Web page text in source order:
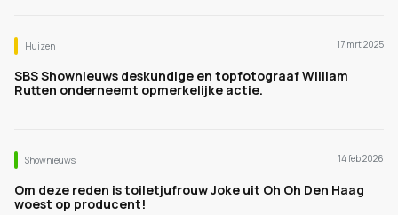
Huizen 17 mrt 2025
SBS Shownieuws deskundige en topfotograaf William
Rutten onderneemt opmerkelijke actie.
Shownieuws 14 feb 2026
Om deze reden is toiletjufrouw Joke uit Oh Oh Den Haag
woest op producent!